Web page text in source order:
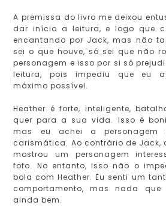
A premissa do livro me deixou
dar início a leitura, e logo que
encantando por Jack, mas não
sei o que houve, só sei que não
personagem e isso por si só
leitura, pois impediu que eu
máximo possível.
Heather é forte, inteligente,
quer para a sua vida. Isso é
mas eu achei a personagem
carismática. Ao contrário de Jack,
mostrou um personagem
fofo. No entanto, isso não o
bola com Heather. Eu senti um
comportamento, mas nada
ainda bem.